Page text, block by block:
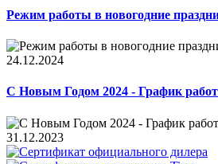
Режим работы в новогодние
24.12.2024
С Новым Годом 2024 - График
31.12.2023